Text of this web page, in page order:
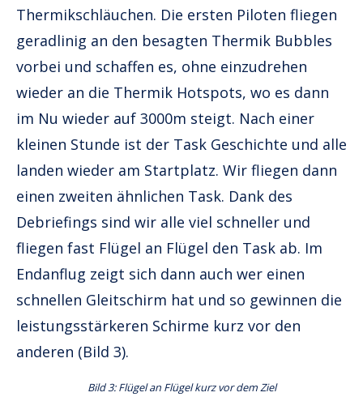
Thermikschläuchen. Die ersten Piloten fliegen
geradlinig an den besagten Thermik Bubbles
vorbei und schaffen es, ohne einzudrehen
wieder an die Thermik Hotspots, wo es dann
im Nu wieder auf 3000m steigt. Nach einer
kleinen Stunde ist der Task Geschichte und alle
landen wieder am Startplatz. Wir fliegen dann
einen zweiten ähnlichen Task. Dank des
Debriefings sind wir alle viel schneller und
fliegen fast Flügel an Flügel den Task ab. Im
Endanflug zeigt sich dann auch wer einen
schnellen Gleitschirm hat und so gewinnen die
leistungsstärkeren Schirme kurz vor den
anderen (Bild 3).
Bild 3: Flügel an Flügel kurz vor dem Ziel